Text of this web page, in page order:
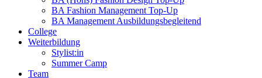
BA Fashion Management Top-Up
BA Management Ausbildungsbegleitend
College
Weiterbildung
Stylist:in
Summer Camp
Team